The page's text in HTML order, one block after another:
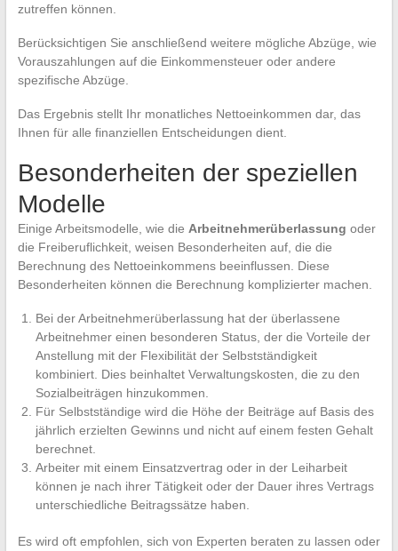
zutreffen können.
Berücksichtigen Sie anschließend weitere mögliche Abzüge, wie
Vorauszahlungen auf die Einkommensteuer oder andere
spezifische Abzüge.
Das Ergebnis stellt Ihr monatliches Nettoeinkommen dar, das
Ihnen für alle finanziellen Entscheidungen dient.
Besonderheiten der speziellen
Modelle
Einige Arbeitsmodelle, wie die Arbeitnehmerüberlassung oder
die Freiberuflichkeit, weisen Besonderheiten auf, die die
Berechnung des Nettoeinkommens beeinflussen. Diese
Besonderheiten können die Berechnung komplizierter machen.
Bei der Arbeitnehmerüberlassung hat der überlassene
Arbeitnehmer einen besonderen Status, der die Vorteile der
Anstellung mit der Flexibilität der Selbstständigkeit
kombiniert. Dies beinhaltet Verwaltungskosten, die zu den
Sozialbeiträgen hinzukommen.
Für Selbstständige wird die Höhe der Beiträge auf Basis des
jährlich erzielten Gewinns und nicht auf einem festen Gehalt
berechnet.
Arbeiter mit einem Einsatzvertrag oder in der Leiharbeit
können je nach ihrer Tätigkeit oder der Dauer ihres Vertrags
unterschiedliche Beitragssätze haben.
Es wird oft empfohlen, sich von Experten beraten zu lassen oder